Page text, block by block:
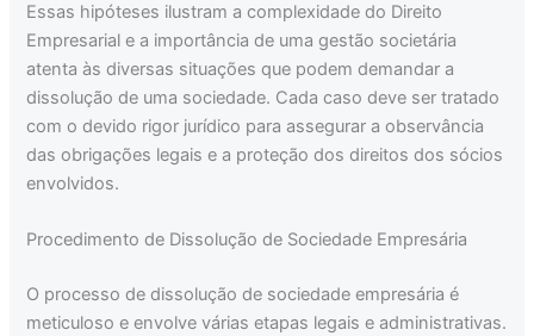
Essas hipóteses ilustram a complexidade do Direito
Empresarial e a importância de uma gestão societária
atenta às diversas situações que podem demandar a
dissolução de uma sociedade. Cada caso deve ser tratado
com o devido rigor jurídico para assegurar a observância
das obrigações legais e a proteção dos direitos dos sócios
envolvidos.
Procedimento de Dissolução de Sociedade Empresária
O processo de dissolução de sociedade empresária é
meticuloso e envolve várias etapas legais e administrativas.